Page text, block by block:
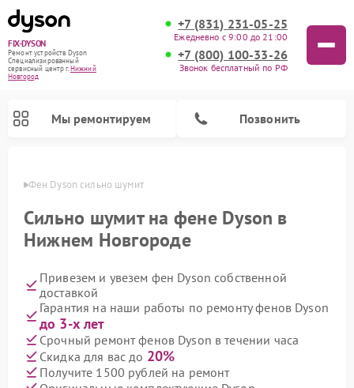
FIX-DYSON
Ремонт устройств Dyson
Специализированный
cервисный центр г.Нижний
Новгород
+7 (831) 231-05-25
Ежедневно с 9:00 до 21:00
+7 (800) 100-33-26
Звонок бесплатный по РФ
Мы ремонтируем Позвонить
Фен Dyson сильно шумит
Сильно шумит на фене Dyson в
Нижнем Новгороде
Привезем и увезем фен Dyson собственной
доставкой
Гарантия на наши работы по ремонту фенов Dyson
до 3-х лет
Срочный ремонт фенов Dyson в течении часа
Скидка для вас до 20%
Получите 1500 рублей на ремонт